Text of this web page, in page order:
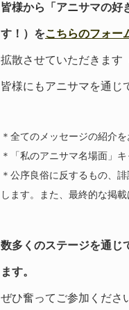
皆様から「アニサマの好
す！）をこちらのフォー
拡散させていただきます
皆様にもアニサマを通じ
＊全てのメッセージの紹介
＊「私のアニサマ名場面」
＊公序良俗に反するもの、
します。また、最終的な掲
数多くのステージを通じ
ます。
ぜひ奮ってご参加くださ